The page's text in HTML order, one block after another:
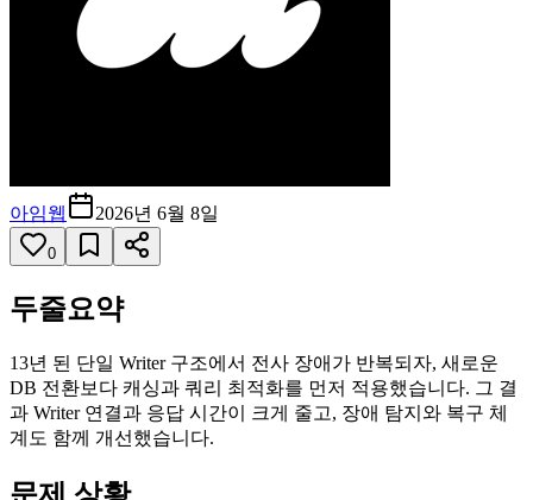
아임웹 2026년 6월 8일
0
두줄요약
13년 된 단일 Writer 구조에서 전사 장애가 반복되자, 새로운
DB 전환보다 캐싱과 쿼리 최적화를 먼저 적용했습니다. 그 결
과 Writer 연결과 응답 시간이 크게 줄고, 장애 탐지와 복구 체
계도 함께 개선했습니다.
문제 상황